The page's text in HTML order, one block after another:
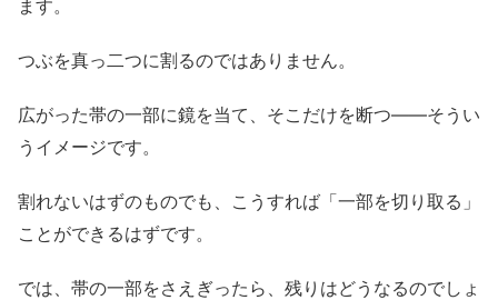
ます。
つぶを真っ二つに割るのではありません。
広がった帯の一部に鏡を当て、そこだけを断つ——そうい
うイメージです。
割れないはずのものでも、こうすれば「一部を切り取る」
ことができるはずです。
では、帯の一部をさえぎったら、残りはどうなるのでしょ